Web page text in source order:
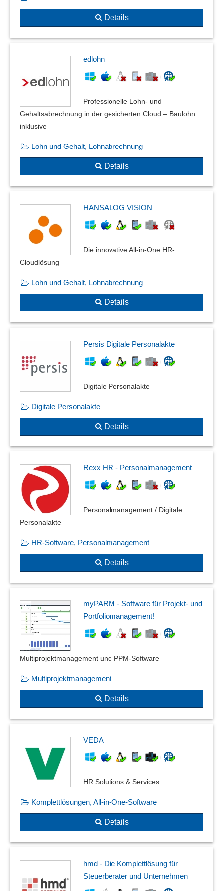
Details
edlohn
Professionelle Lohn- und
Gehaltsabrechnung in der gesicherten Cloud – Baulohn
inklusive
Lohn und Gehalt, Lohnabrechnung
Details
HANSALOG VISION
Die innovative All-in-One HR-
Cloudlösung
Lohn und Gehalt, Lohnabrechnung
Details
Persis Digitale Personalakte
Digitale Personalakte
Digitale Personalakte
Details
Rexx HR - Personalmanagement
Personalmanagement / Digitale
Personalakte
HR-Software, Personalmanagement
Details
myPARM - Software für Projekt- und
Portfoliomanagement!
Multiprojektmanagement und PPM-Software
Multiprojektmanagement
Details
VEDA
HR Solutions & Services
Komplettlösungen, All-in-One-Software
Details
hmd - Die Komplettlösung für
Steuerberater und Unternehmen